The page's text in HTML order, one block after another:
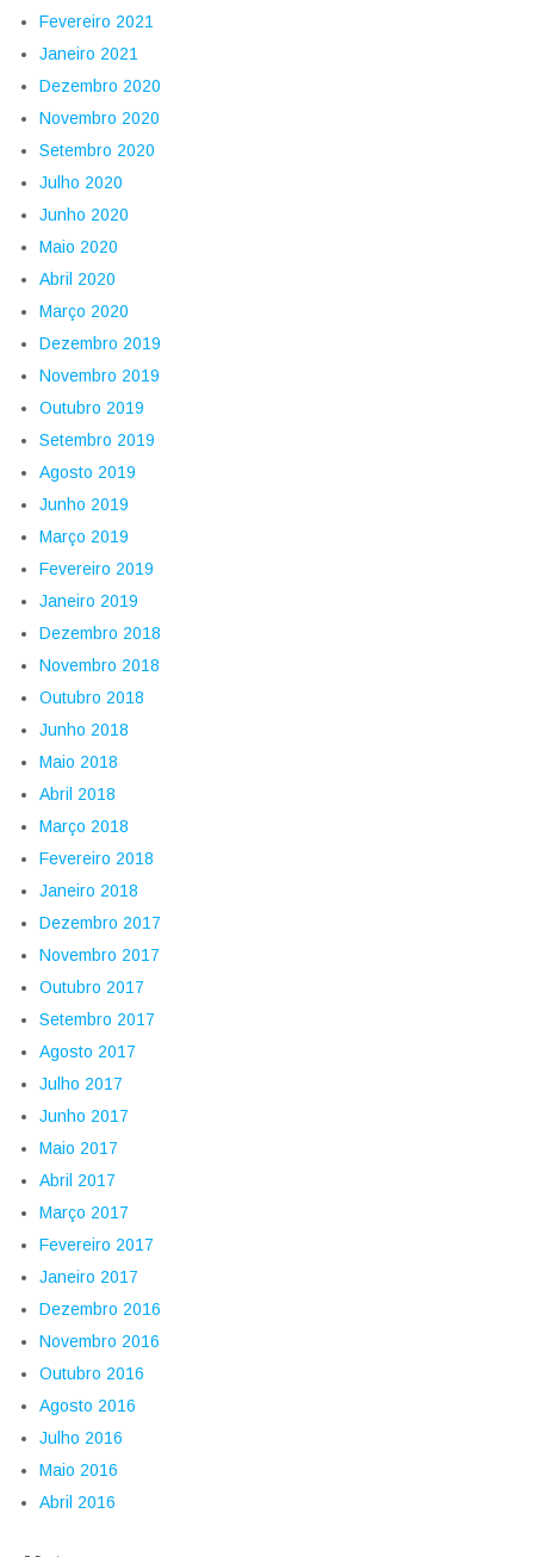
Fevereiro 2021
Janeiro 2021
Dezembro 2020
Novembro 2020
Setembro 2020
Julho 2020
Junho 2020
Maio 2020
Abril 2020
Março 2020
Dezembro 2019
Novembro 2019
Outubro 2019
Setembro 2019
Agosto 2019
Junho 2019
Março 2019
Fevereiro 2019
Janeiro 2019
Dezembro 2018
Novembro 2018
Outubro 2018
Junho 2018
Maio 2018
Abril 2018
Março 2018
Fevereiro 2018
Janeiro 2018
Dezembro 2017
Novembro 2017
Outubro 2017
Setembro 2017
Agosto 2017
Julho 2017
Junho 2017
Maio 2017
Abril 2017
Março 2017
Fevereiro 2017
Janeiro 2017
Dezembro 2016
Novembro 2016
Outubro 2016
Agosto 2016
Julho 2016
Maio 2016
Abril 2016